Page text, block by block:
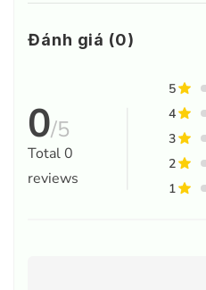
Đánh giá (0)
0/5
Total0
reviews
5
4
3
2
1